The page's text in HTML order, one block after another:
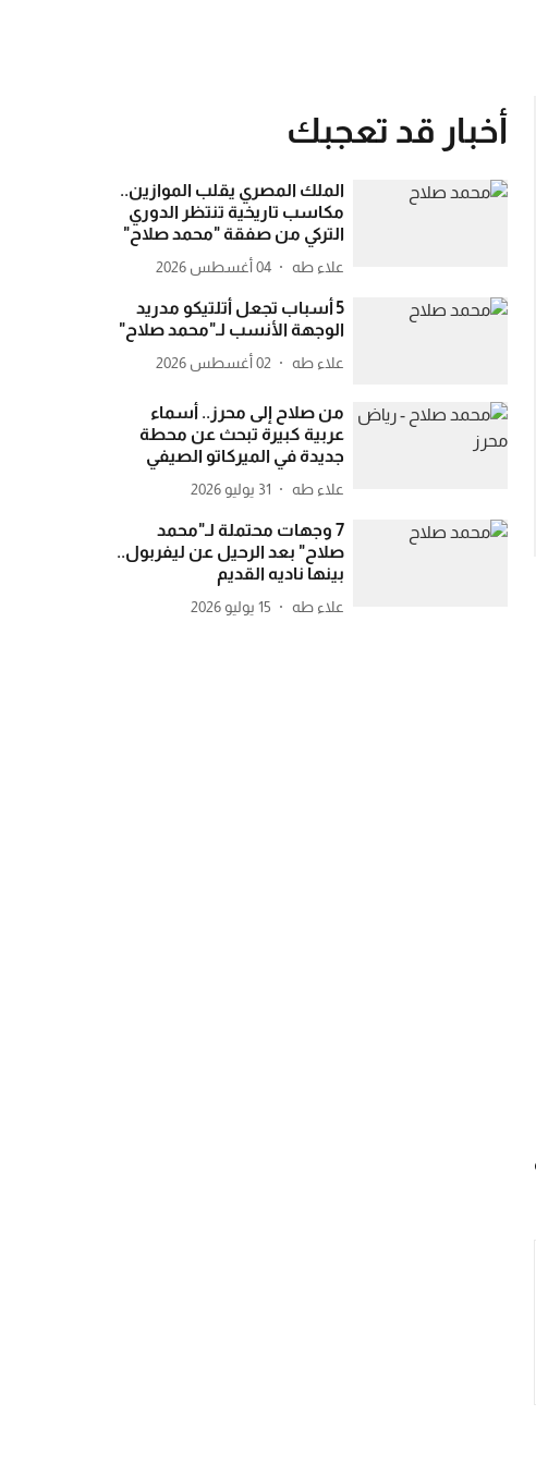
أخبار قد تعجبك
الملك المصري يقلب الموازين..
مكاسب تاريخية تنتظر الدوري
التركي من صفقة "محمد صلاح"
علاء طه 04 أغسطس 2026
5 أسباب تجعل أتلتيكو مدريد
الوجهة الأنسب لـ"محمد صلاح"
علاء طه 02 أغسطس 2026
من صلاح إلى محرز.. أسماء
عربية كبيرة تبحث عن محطة
جديدة في الميركاتو الصيفي
علاء طه 31 يوليو 2026
7 وجهات محتملة لـ"محمد
صلاح" بعد الرحيل عن ليفربول..
بينها ناديه القديم
علاء طه 15 يوليو 2026